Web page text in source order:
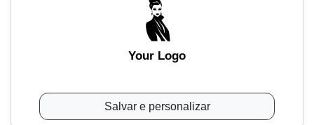
Your Logo
Salvar e personalizar